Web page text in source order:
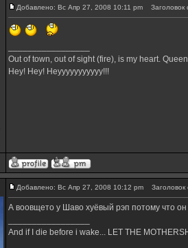
Добавлено: Вс Апр 27, 2008 10:11 pm Заголовок
Out of town, out of sight (fire), is my heart.
Hey! Hey! Heyyyyyyyyyyy!!!
Добавлено: Вс Апр 27, 2008 10:12 pm Заголовок
А воовщето у Шаво хуёвый рэп потому что он
And if I die before i wake... LET THE